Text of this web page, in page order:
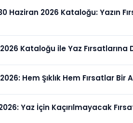
Haziran 2026 Kataloğu: Yazın
Kataloğu ile Yaz Fırsatlarına
Hem Şıklık Hem Fırsatlar Bir
2026: Yaz İçin Kaçırılmayacak